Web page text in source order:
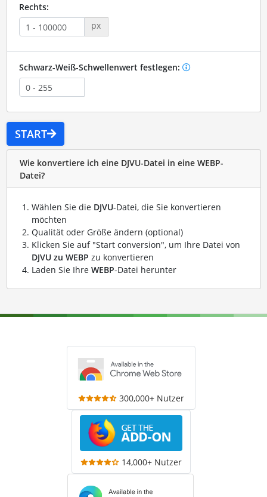
Rechts:
px
Schwarz-Weiß-Schwellenwert festlegen:
START
Wie konvertiere ich eine DJVU-Datei in eine WEBP-
Datei?
Wählen Sie die DJVU-Datei, die Sie konvertieren
möchten
Qualität oder Größe ändern (optional)
Klicken Sie auf "Start conversion", um Ihre Datei von
DJVU zu WEBP zu konvertieren
Laden Sie Ihre WEBP-Datei herunter
300,000+ Nutzer
14,000+ Nutzer